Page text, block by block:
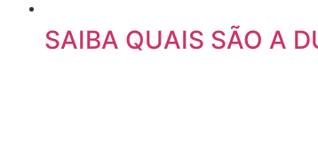
SAIBA QUAIS SÃO A